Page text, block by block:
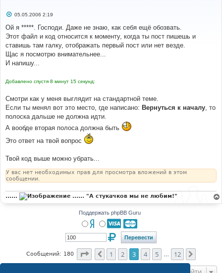
С
о
щ
е
и
е
05.05.2006 2:19
Ой я *****. Господи. Даже не знаю, как себя ещё обозвать.
Этот файл и код относится к моменту, когда ты пост пишешь и
ставишь там галку, отображать первый пост или нет везде.
Щас я посмотрю внимательнее...
И напишу...
Добавлено спустя 8 минут 15 секунд:
Смотри как у меня выглядит на стандартной теме.
Если ты менял вот это место, где написано: Вернуться к началу, то
полоска дальше не должна идти.
А вообде вторая полоса должна быть
Это ответ на твой вопрос
Твой код выше можно убрать...
У вас нет необходимых прав для просмотра вложений в этом
сообщении.
...... ...... "А стукачков мы не любим!"
Поддержать phpBB Guru
Сообщений: 180 Страница 3из12
Пред.
1 2 3 4 5 … 12